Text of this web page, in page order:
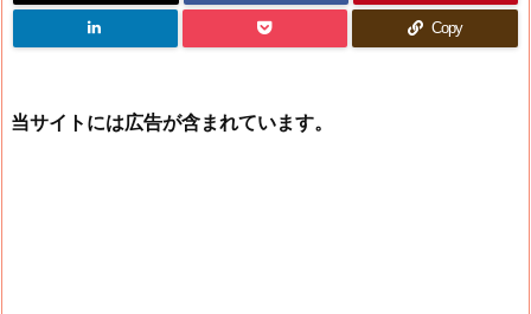
Copy
当サイトには広告が含まれています。